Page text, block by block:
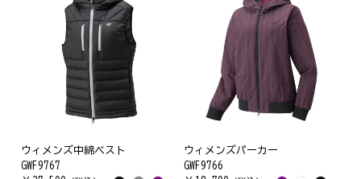
ウィメンズ中綿ベスト
GWF9767
ウィメンズパーカー
GWF9766